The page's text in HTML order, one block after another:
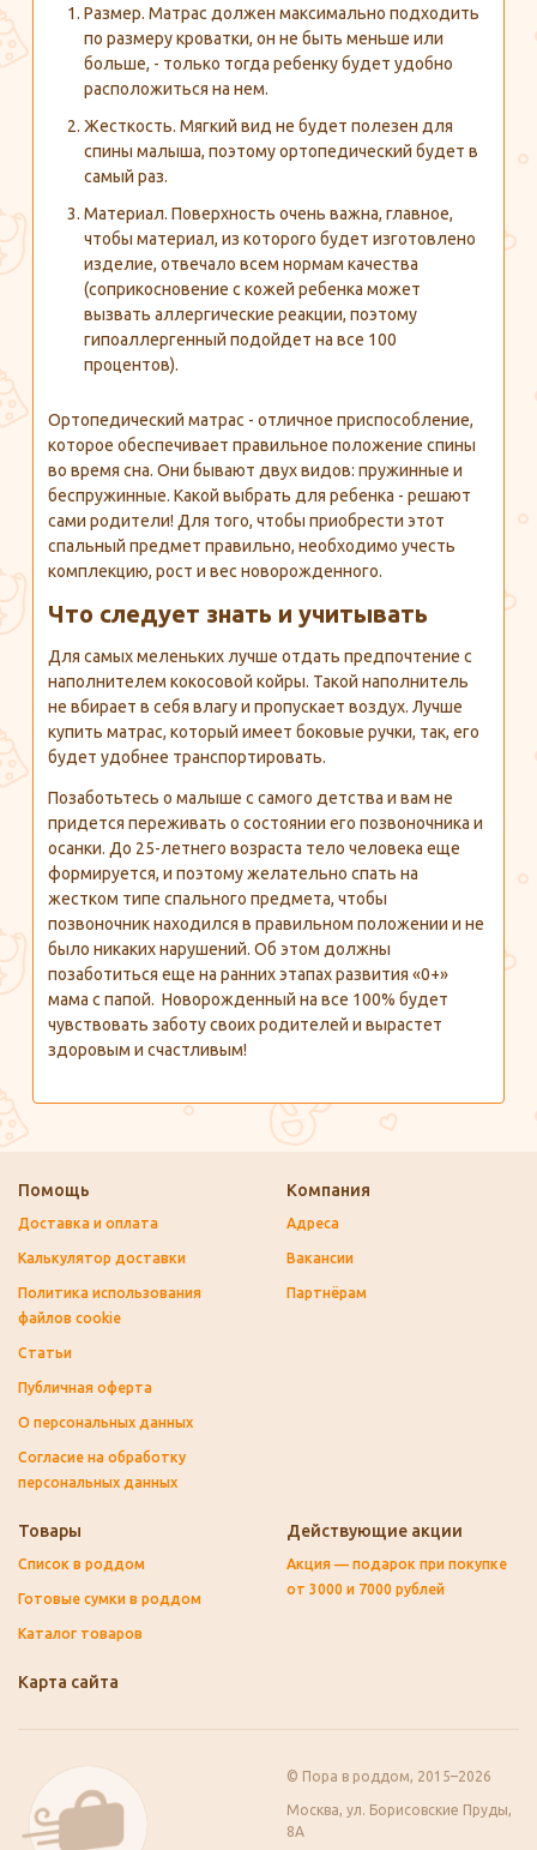
Размер. Матрас должен максимально подходить
по размеру кроватки, он не быть меньше или
больше, - только тогда ребенку будет удобно
расположиться на нем.
Жесткость. Мягкий вид не будет полезен для
спины малыша, поэтому ортопедический будет в
самый раз.
Материал. Поверхность очень важна, главное,
чтобы материал, из которого будет изготовлено
изделие, отвечало всем нормам качества
(соприкосновение с кожей ребенка может
вызвать аллергические реакции, поэтому
гипоаллергенный подойдет на все 100
процентов).
Ортопедический матрас - отличное приспособление,
которое обеспечивает правильное положение спины
во время сна. Они бывают двух видов: пружинные и
беспружинные. Какой выбрать для ребенка - решают
сами родители! Для того, чтобы приобрести этот
спальный предмет правильно, необходимо учесть
комплекцию, рост и вес новорожденного.
Что следует знать и учитывать
Для самых меленьких лучше отдать предпочтение с
наполнителем кокосовой койры. Такой наполнитель
не вбирает в себя влагу и пропускает воздух. Лучше
купить матрас, который имеет боковые ручки, так, его
будет удобнее транспортировать.
Позаботьтесь о малыше с самого детства и вам не
придется переживать о состоянии его позвоночника и
осанки. До 25-летнего возраста тело человека еще
формируется, и поэтому желательно спать на
жестком типе спального предмета, чтобы
позвоночник находился в правильном положении и не
было никаких нарушений. Об этом должны
позаботиться еще на ранних этапах развития «0+»
мама с папой. Новорожденный на все 100% будет
чувствовать заботу своих родителей и вырастет
здоровым и счастливым!
Помощь
Доставка и оплата
Калькулятор доставки
Политика использования
файлов cookie
Статьи
Публичная оферта
О персональных данных
Согласие на обработку
персональных данных
Компания
Адреса
Вакансии
Партнёрам
Товары
Список в роддом
Готовые сумки в роддом
Каталог товаров
Действующие акции
Акция — подарок при покупке
от 3000 и 7000 рублей
Карта сайта
© Пора в роддом, 2015–2026
Москва, ул. Борисовские Пруды,
8А